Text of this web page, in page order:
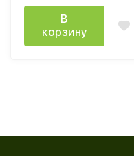
В
корзину